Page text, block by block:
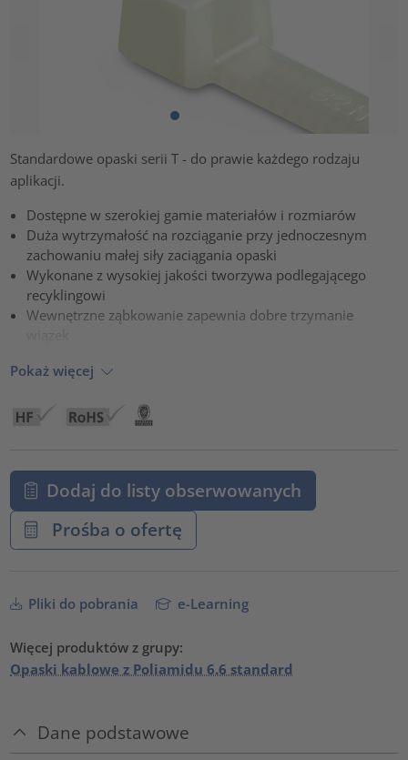
Standardowe opaski serii T - do prawie każdego rodzaju
aplikacji.
Dostępne w szerokiej gamie materiałów i rozmiarów
Duża wytrzymałość na rozciąganie przy jednoczesnym
zachowaniu małej siły zaciągania opaski
Wykonane z wysokiej jakości tworzywa podlegającego
recyklingowi
Wewnętrzne ząbkowanie zapewnia dobre trzymanie
Pokaż więcej
Dodaj do listy obserwowanych
Prośba o ofertę
Pliki do pobrania e-Learning
Więcej produktów z grupy:
Opaski kablowe z Poliamidu 6.6 standard
Dane podstawowe